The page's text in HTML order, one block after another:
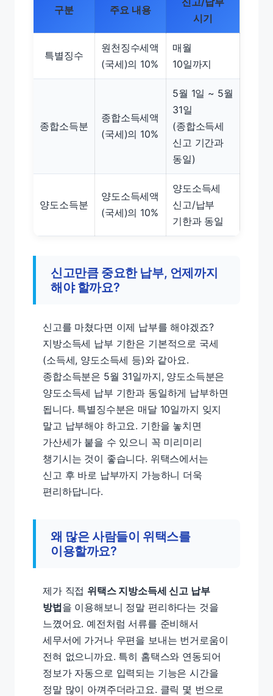
구분 주요 내용
시기
특별징수
원천징수세액
(국세)의 10%
매월
10일까지
종합소득분
종합소득세액
(국세)의 10%
5월 1일 ~ 5월
31일
(종합소득세
신고 기간과
동일)
양도소득분
양도소득세액
(국세)의 10%
양도소득세
신고/납부
기한과 동일
신고만큼 중요한 납부, 언제까지
해야 할까요?
신고를 마쳤다면 이제 납부를 해야겠죠?
지방소득세 납부 기한은 기본적으로 국세
(소득세, 양도소득세 등)와 같아요.
종합소득분은 5월 31일까지, 양도소득분은
양도소득세 납부 기한과 동일하게 납부하면
됩니다. 특별징수분은 매달 10일까지 잊지
말고 납부해야 하고요. 기한을 놓치면
가산세가 붙을 수 있으니 꼭 미리미리
챙기시는 것이 좋습니다. 위택스에서는
신고 후 바로 납부까지 가능하니 더욱
편리하답니다.
왜 많은 사람들이 위택스를
이용할까요?
제가 직접 위택스 지방소득세 신고 납부
방법을 이용해보니 정말 편리하다는 것을
느꼈어요. 예전처럼 서류를 준비해서
세무서에 가거나 우편을 보내는 번거로움이
전혀 없으니까요. 특히 홈택스와 연동되어
정보가 자동으로 입력되는 기능은 시간을
정말 많이 아껴주더라고요. 클릭 몇 번으로